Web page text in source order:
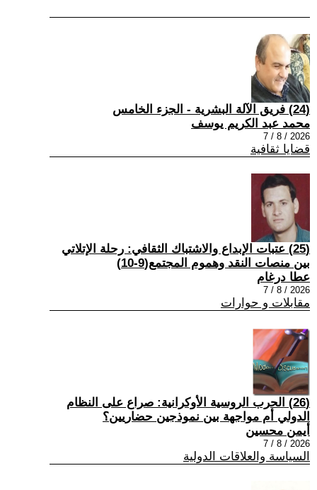
(24) فريق الآلة البشرية - الجزء الخامس
محمد عبد الكريم يوسف
2026 / 8 / 7
قضايا ثقافية
(25) عتبات الإبداع والاشتباك الثقافي: رحلة الإتلاتي
بين منصات النقد وهموم المجتمع(9-10)
عطا درغام
2026 / 8 / 7
مقابلات و حوارات
(26) الحرب الروسية الأوكرانية: صراع على النظام
الدولي أم مواجهة بين نموذجين حضاريين؟
أيمن محسين
2026 / 8 / 7
السياسة والعلاقات الدولية